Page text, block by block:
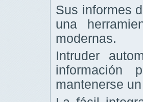
Sus informes
una
modernas.
Intruder
información
mantenerse